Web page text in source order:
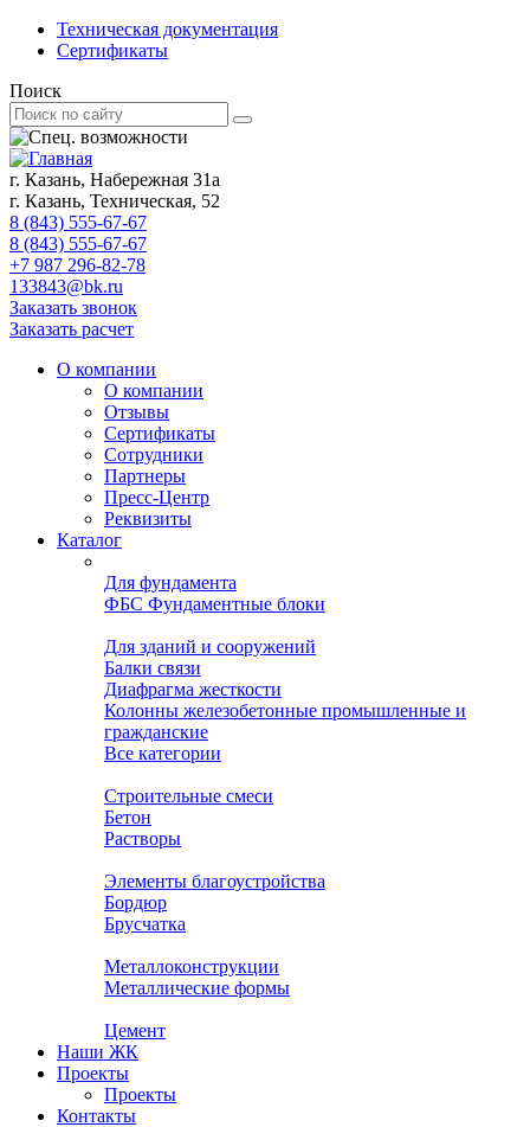
Техническая документация
Сертификаты
Поиск
г. Казань, Набережная 31а
г. Казань, Техническая, 52
8 (843) 555-67-67
8 (843) 555-67-67
+7 987 296-82-78
133843@bk.ru
Заказать звонок
Заказать расчет
О компании
О компании
Отзывы
Сертификаты
Сотрудники
Партнеры
Пресс-Центр
Реквизиты
Каталог
Для фундамента
ФБС Фундаментные блоки
Для зданий и сооружений
Балки связи
Диафрагма жесткости
Колонны железобетонные промышленные и
гражданские
Все категории
Строительные смеси
Бетон
Растворы
Элементы благоустройства
Бордюр
Брусчатка
Металлоконструкции
Металлические формы
Цемент
Наши ЖК
Проекты
Проекты
Контакты